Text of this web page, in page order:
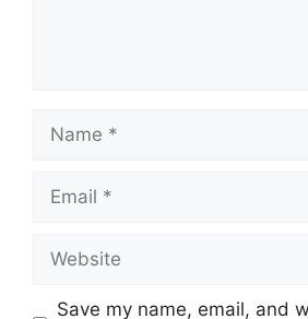
Save my name, email, and